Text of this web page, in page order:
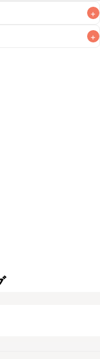
+
+
べくお早めにお召